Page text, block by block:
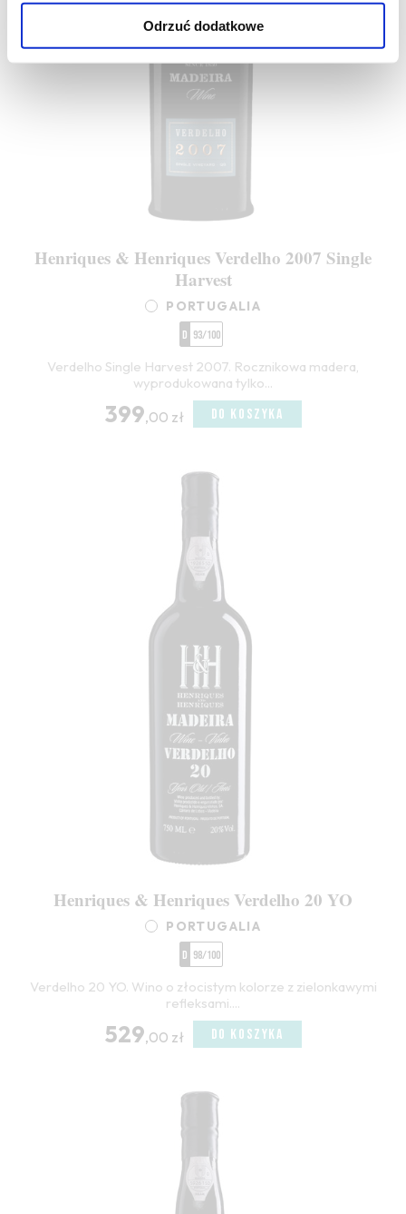
Odrzuć dodatkowe
Henriques & Henriques Verdelho 2007 Single
Harvest
PORTUGALIA
D 93/100
Verdelho Single Harvest 2007. Rocznikowa madera,
wyprodukowana tylko...
399,00 zł DO KOSZYKA
Henriques & Henriques Verdelho 20 YO
PORTUGALIA
D 98/100
Verdelho 20 YO. Wino o złocistym kolorze z zielonkawymi
refleksami....
529,00 zł DO KOSZYKA